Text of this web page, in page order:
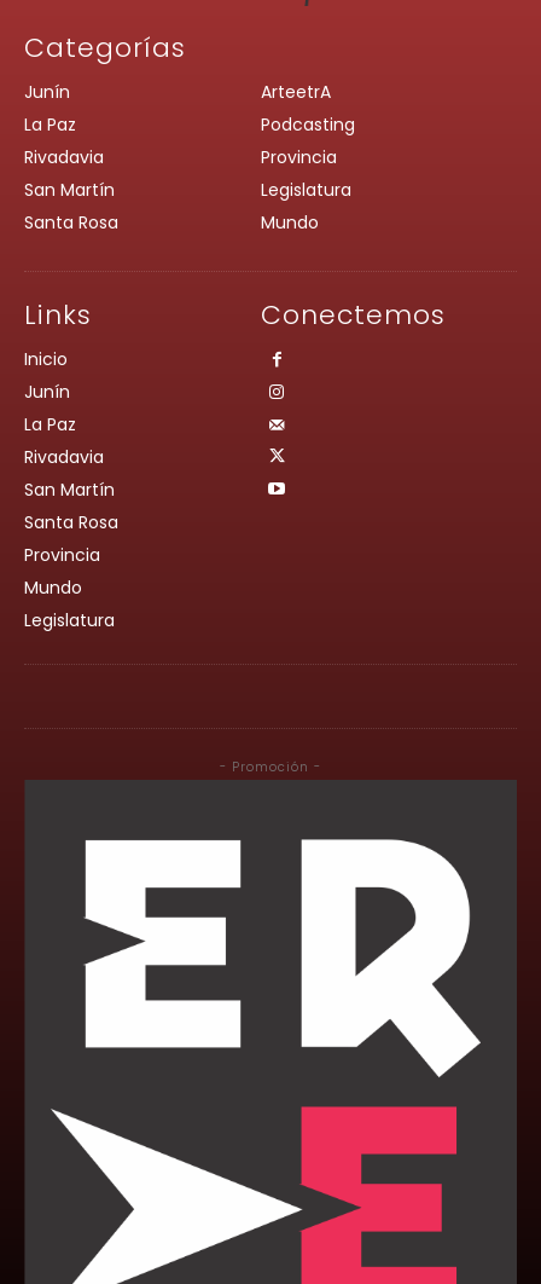
Categorías
Junín
La Paz
Rivadavia
San Martín
Santa Rosa
ArteetrA
Podcasting
Provincia
Legislatura
Mundo
Links
Inicio
Junín
La Paz
Rivadavia
San Martín
Santa Rosa
Provincia
Mundo
Legislatura
Conectemos
- Promoción -